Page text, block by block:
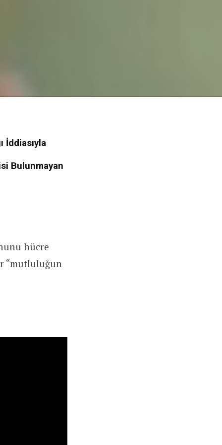
İddiasıyla
Bulunmayan
hücre
“mutluluğun